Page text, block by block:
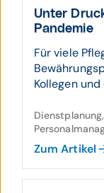
Unter
Pandemie
Für viele
Kollegen und
Zum Artikel